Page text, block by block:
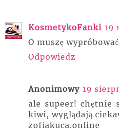
KosmetykoFanki 19
O muszę
Odpowiedz
Anonimowy 19
ale supeer! chętnie
kiwi, wyglądają
zofiakuca.online